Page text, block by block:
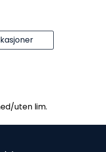
uten lim.